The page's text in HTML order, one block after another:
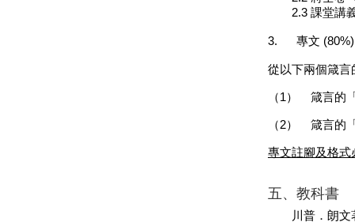
2.3 課堂講
3. 專文 (80%)
從以下兩個箴言
（1） 箴言的
（2） 箴言的
專文註腳及格式
五、教科書
川普．朗